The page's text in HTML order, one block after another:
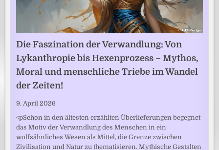
Die Faszination der Verwandlung: Von
Lykanthropie bis Hexenprozess – Mythos,
Moral und menschliche Triebe im Wandel
der Zeiten!
9. April 2026
<pSchon in den ältesten erzählten Überlieferungen begegnet
das Motiv der Verwandlung des Menschen in ein
wolfsähnliches Wesen als Mittel, die Grenze zwischen
Zivilisation und Natur zu thematisieren. Mythische Gestalten